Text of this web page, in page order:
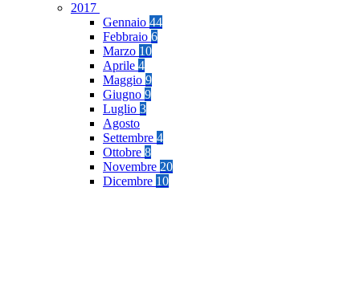
2017
Gennaio 44
Febbraio 6
Marzo 10
Aprile 4
Maggio 9
Giugno 9
Luglio 3
Agosto
Settembre 4
Ottobre 8
Novembre 20
Dicembre 10